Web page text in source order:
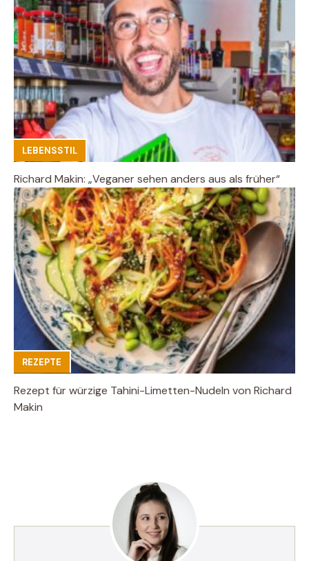
LEBENSSTIL
Richard Makin: „Veganer sehen anders aus als früher“
REZEPTE
Rezept für würzige Tahini-Limetten-Nudeln von Richard
Makin